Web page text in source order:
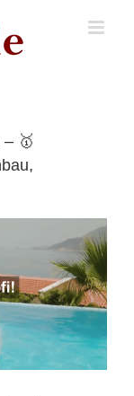
🥇